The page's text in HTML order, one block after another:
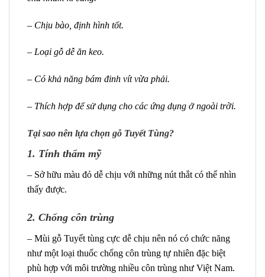
– Chịu bào, định hình tốt.
– Loại gỗ dễ ăn keo.
– Có khả năng bám đinh vít vừa phải.
– Thích hợp để sử dụng cho các ứng dụng ở ngoài trời.
Tại sao nên lựa chọn gỗ Tuyết Tùng?
1. Tính thẩm mỹ
– Sở hữu màu đỏ dễ chịu với những nút thắt có thể nhìn
thấy được.
2. Chống côn trùng
– Mùi gỗ Tuyết tùng cực dễ chịu nên nó có chức năng
như một loại thuốc chống côn trùng tự nhiên đặc biệt
phù hợp với môi trường nhiều côn trùng như Việt Nam.